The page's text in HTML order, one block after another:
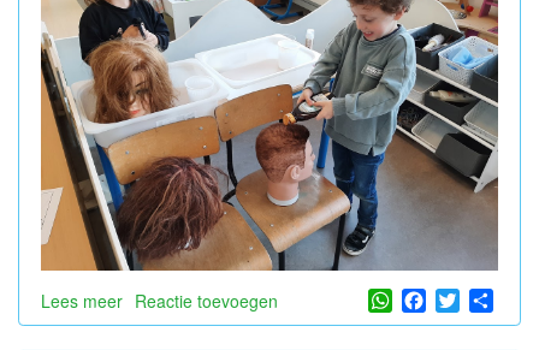
Lees meer over
Hoera
Reactie toevoegen WhatsApp
Facebook
Twitter